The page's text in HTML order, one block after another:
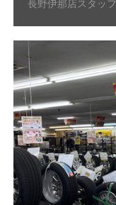
長野伊那店スタッフ